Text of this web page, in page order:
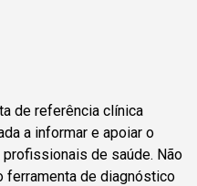
de referência clínica
a informar e apoiar o
de saúde. Não
ferramenta de diagnóstico